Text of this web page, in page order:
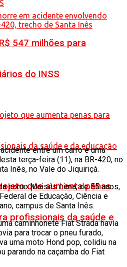
547 milhões para
do INSS
que aumenta penas
profissionais da saúde e
entre um carro e uma
terça-feira (11), na BR-420, no
Inês, no Vale do Jiquiriçá.
como Moisés Lima, de 55 anos,
de Educação, Ciência e
campus de Santa Inês.
caminhonete Fiat Strada havia
para trocar o pneu furado,
uma moto Hond pop, colidiu na
parando na caçamba do Fiat